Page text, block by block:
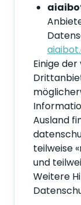
Einige
Ausland
teilweise
und
Weitere